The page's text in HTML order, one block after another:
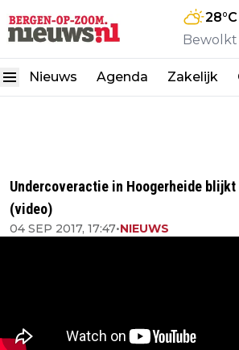
28°C
Bewolkt
Nieuws Agenda Zakelijk
Undercoveractie in Hoogerheide
(video)
04 SEP 2017, 17:47•NIEUWS